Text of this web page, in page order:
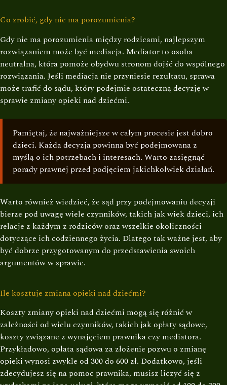
Co zrobić, gdy nie ma porozumienia?
Gdy nie ma porozumienia między rodzicami, najlepszym
rozwiązaniem może być mediacja. Mediator to osoba
neutralna, która pomoże obydwu stronom dojść do wspólnego
rozwiązania. Jeśli mediacja nie przyniesie rezultatu, sprawa
może trafić do sądu, który podejmie ostateczną decyzję w
sprawie zmiany opieki nad dziećmi.
Pamiętaj, że najważniejsze w całym procesie jest dobro
dzieci. Każda decyzja powinna być podejmowana z
myślą o ich potrzebach i interesach. Warto zasięgnąć
porady prawnej przed podjęciem jakichkolwiek działań.
Warto również wiedzieć, że sąd przy podejmowaniu decyzji
bierze pod uwagę wiele czynników, takich jak wiek dzieci, ich
relacje z każdym z rodziców oraz wszelkie okoliczności
dotyczące ich codziennego życia. Dlatego tak ważne jest, aby
być dobrze przygotowanym do przedstawienia swoich
argumentów w sprawie.
Ile kosztuje zmiana opieki nad dziećmi?
Koszty zmiany opieki nad dziećmi mogą się różnić w
zależności od wielu czynników, takich jak opłaty sądowe,
koszty związane z wynajęciem prawnika czy mediatora.
Przykładowo, opłata sądowa za złożenie pozwu o zmianę
opieki wynosi zwykle od 300 do 600 zł. Dodatkowo, jeśli
zdecydujesz się na pomoc prawnika, musisz liczyć się z